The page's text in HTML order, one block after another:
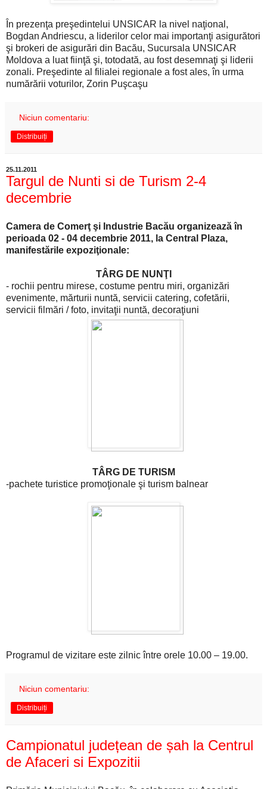
În prezenţa preşedintelui UNSICAR la nivel naţional,
Bogdan Andriescu, a liderilor celor mai importanţi asigurători
şi brokeri de asigurări din Bacău, Sucursala UNSICAR
Moldova a luat fiinţă şi, totodată, au fost desemnaţi şi liderii
zonali. Preşedinte al filialei regionale a fost ales, în urma
numărării voturilor, Zorin Puşcaşu
Niciun comentariu:
Distribuiți
25.11.2011
Targul de Nunti si de Turism 2-4
decembrie
Camera de Comerţ şi Industrie Bacău organizează în
perioada 02 - 04 decembrie 2011, la Central Plaza,
manifestările expoziţionale:
TÂRG DE NUNŢI
- rochii pentru mirese, costume pentru miri, organizări
evenimente, mărturii nuntă, servicii catering, cofetării,
servicii filmări / foto, invitaţii nuntă, decoraţiuni
TÂRG DE TURISM
-pachete turistice promoţionale şi turism balnear
Programul de vizitare este zilnic între orele 10.00 – 19.00.
Niciun comentariu:
Distribuiți
Campionatul județean de șah la Centrul
de Afaceri si Expozitii